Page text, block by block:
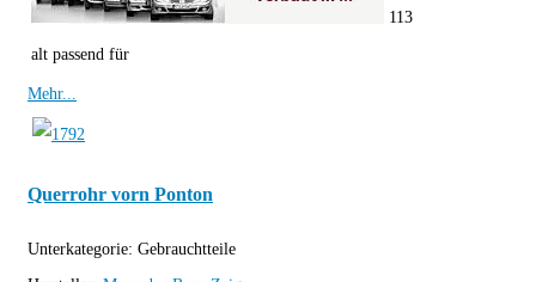
alt passend für
113
Mehr...
Querrohr vorn Ponton
Unterkategorie: Gebrauchtteile